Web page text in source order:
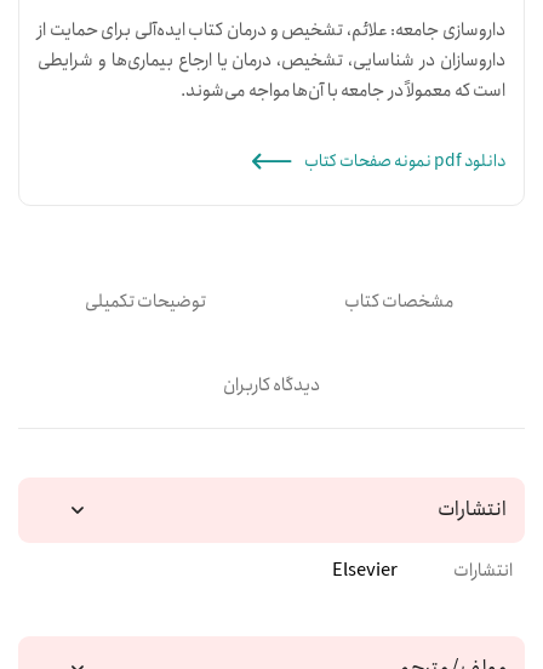
داروسازی جامعه: علائم، تشخیص و درمان کتاب ایده‌آلی برای حمایت از
داروسازان در شناسایی، تشخیص، درمان یا ارجاع بیماری‌ها و شرایطی
است که معمولاً در جامعه با آن‌ها مواجه می‌شوند.
دانلود pdf نمونه صفحات کتاب
مشخصات کتاب توضیحات تکمیلی
دیدگاه کاربران
انتشارات
انتشارات Elsevier